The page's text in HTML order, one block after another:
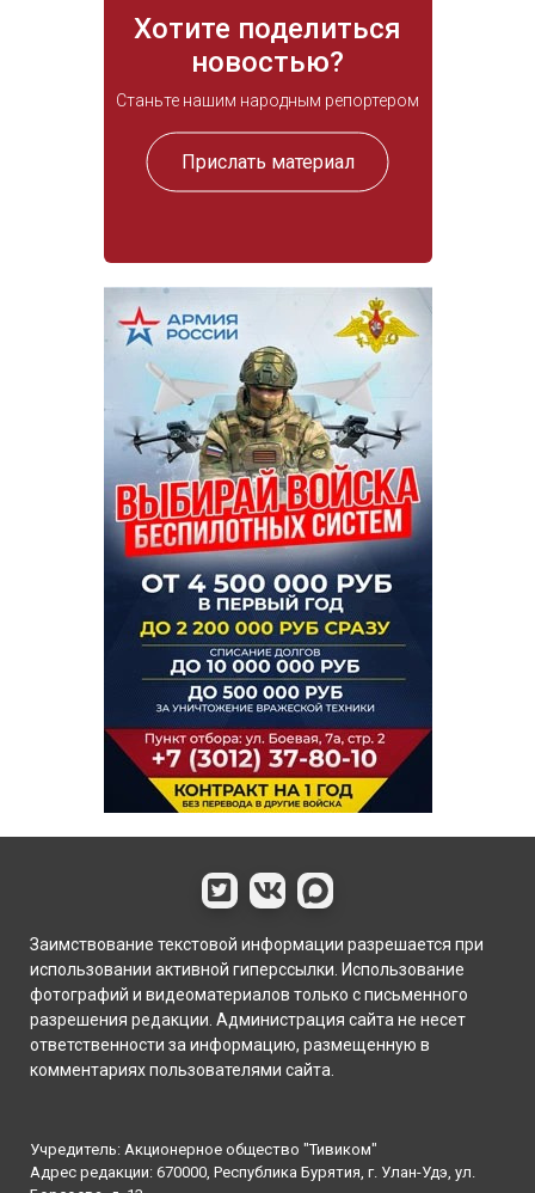
Хотите поделиться
новостью?
Станьте нашим народным репортером
Прислать материал
Заимствование текстовой информации разрешается при
использовании активной гиперссылки. Использование
фотографий и видеоматериалов только с письменного
разрешения редакции. Администрация сайта не несет
ответственности за информацию, размещенную в
комментариях пользователями сайта.
Учредитель: Акционерное общество "Тивиком"
Адрес редакции: 670000, Республика Бурятия, г. Улан-Удэ, ул.